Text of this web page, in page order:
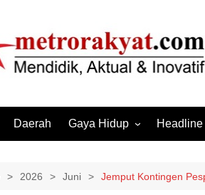
Daerah Gaya Hidup
Hiburan
Headline
2026 Juni Jemput Kontingen